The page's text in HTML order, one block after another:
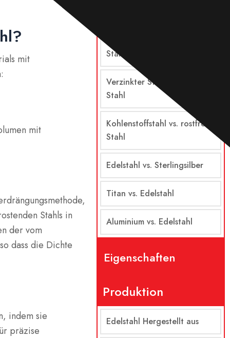
mit
mit
Stahls in
der vom
dass die Dichte
indem sie
präzise
Stahl
Verzinkter Stahl vs. rostfreier
Stahl
Kohlenstoffstahl vs. rostfreier
Stahl
Edelstahl vs. Sterlingsilber
Titan vs. Edelstahl
Aluminium vs. Edelstahl
Eigenschaften
Produktion
Edelstahl Hergestellt aus